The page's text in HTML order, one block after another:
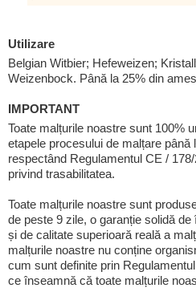
Utilizare
Belgian Witbier; Hefeweizen;
Weizenbock. Până la 25% din
IMPORTANT
Toate malțurile noastre sunt 100%
etapele procesului de malțare până
respectând Regulamentul CE /
privind trasabilitatea.
Toate malțurile noastre sunt
de peste 9 zile, o garanție solidă
și de calitate superioară reală a
malțurile noastre nu conține
cum sunt definite prin
ce înseamnă că toate malțurile